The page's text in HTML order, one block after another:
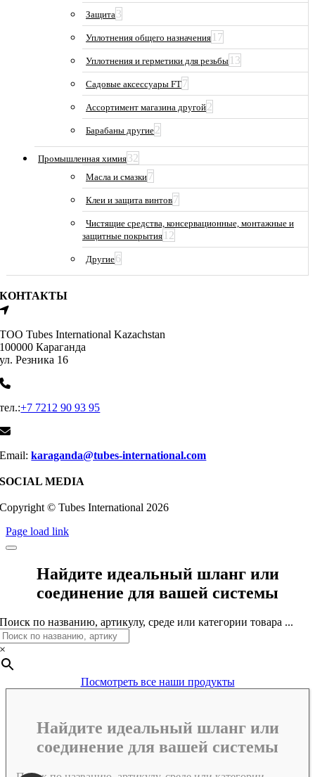
Защита 3
Уплотнения общего назначения 17
Уплотнения и герметики для резьбы 13
Садовые аксессуары FT7
Ассортимент магазина другой2
Барабаны другие2
Промышленная химия32
Масла и смазки7
Клеи и защита винтов7
Чистящие средства, консервационные, монтажные и
защитные покрытия 12
Другие6
КОНТАКТЫ
ТОО Tubes International Kazachstan
100000 Караганда
ул. Резника 16
тел.:+7 7212 90 93 95
Email:karaganda@tubes-international.com
SOCIAL MEDIA
Copyright © Tubes International 2026
Page load link
Найдите идеальный шланг или
соединение для вашей системы
Поиск по названию, артикулу, среде или категории товара ...
×
Посмотреть все наши продукты
Найдите идеальный шланг или
соединение для вашей системы